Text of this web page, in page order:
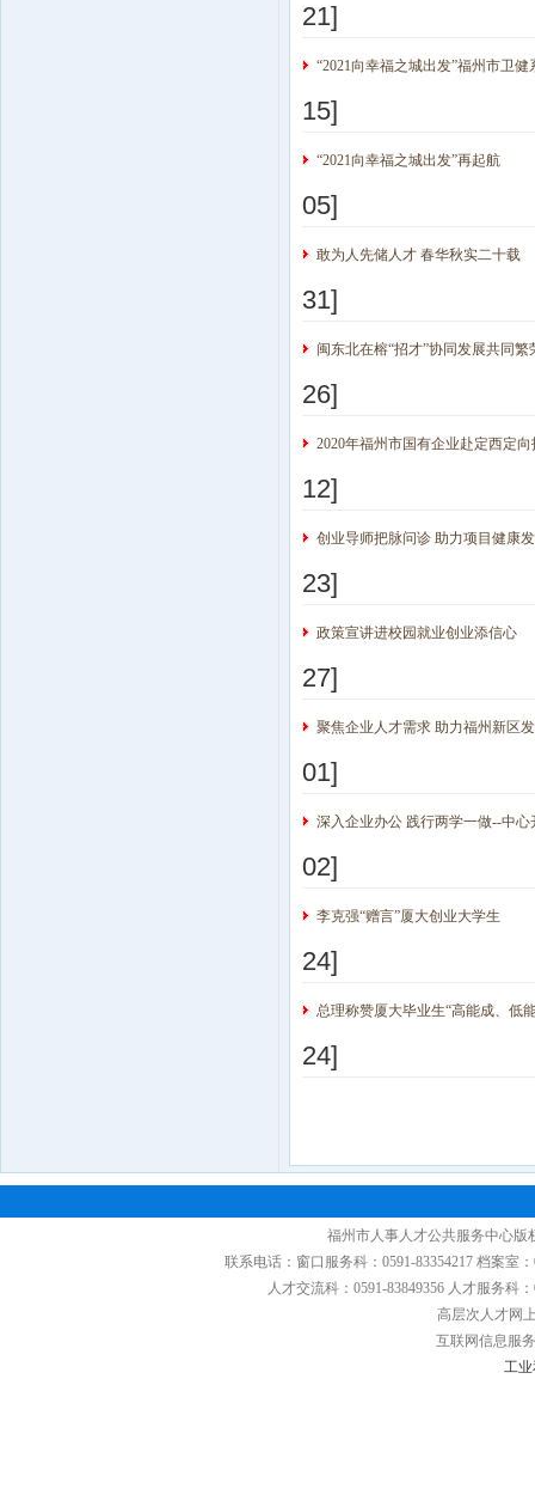
21]
“2021向幸福之城出发”福州市卫
15]
“2021向幸福之城出发”再起航
05]
敢为人先储人才 春华秋实二十载
31]
闽东北在榕“招才”协同发展共同繁
26]
2020年福州市国有企业赴定西定
12]
创业导师把脉问诊 助力项目健康
23]
政策宣讲进校园就业创业添信心
27]
聚焦企业人才需求 助力福州新区
01]
深入企业办公 践行两学一做--中
02]
李克强“赠言”厦大创业大学生
24]
总理称赞厦大毕业生“高能成、低
24]
福州市人事人才公共服务中心版
联系电话：窗口服务科：0591-83354217 档案室
人才交流科：0591-83849356 人才服务科
高层次人才网
互联网信息服
工